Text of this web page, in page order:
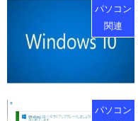
パソコン
関連
パソコン